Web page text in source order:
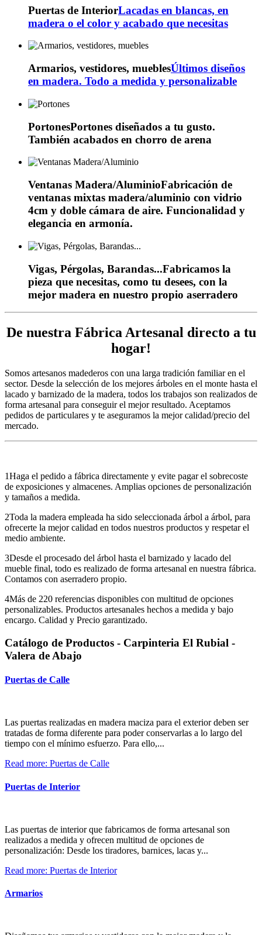
Puertas de InteriorLacadas en blancas, en
madera o el color y acabado que necesitas
Armarios, vestidores, mueblesÚltimos diseños
en madera. Todo a medida y personalizable
PortonesPortones diseñados a tu gusto.
También acabados en chorro de arena
Ventanas Madera/AluminioFabricación de
ventanas mixtas madera/aluminio con vidrio
4cm y doble cámara de aire. Funcionalidad y
elegancia en armonía.
Vigas, Pérgolas, Barandas...Fabricamos la
pieza que necesitas, como tu desees, con la
mejor madera en nuestro propio aserradero
De nuestra Fábrica Artesanal directo a tu
hogar!
Somos artesanos madederos con una larga tradición familiar en el
sector. Desde la selección de los mejores árboles en el monte hasta el
lacado y barnizado de la madera, todos los trabajos son realizados de
forma artesanal para conseguir el mejor resultado. Aceptamos
pedidos de particulares y te aseguramos la mejor calidad/precio del
mercado.
1Haga el pedido a fábrica directamente y evite pagar el sobrecoste
de exposiciones y almacenes. Amplias opciones de personalización
y tamaños a medida.
2Toda la madera empleada ha sido seleccionada árbol a árbol, para
ofrecerte la mejor calidad en todos nuestros productos y respetar el
medio ambiente.
3Desde el procesado del árbol hasta el barnizado y lacado del
mueble final, todo es realizado de forma artesanal en nuestra fábrica.
Contamos con aserradero propio.
4Más de 220 referencias disponibles con multitud de opciones
personalizables. Productos artesanales hechos a medida y bajo
encargo. Calidad y Precio garantizado.
Catálogo de Productos - Carpinteria El Rubial -
Valera de Abajo
Puertas de Calle
Las puertas realizadas en madera maciza para el exterior deben ser
tratadas de forma diferente para poder conservarlas a lo largo del
tiempo con el mínimo esfuerzo. Para ello,...
Read more: Puertas de Calle
Puertas de Interior
Las puertas de interior que fabricamos de forma artesanal son
realizados a medida y ofrecen multitud de opciones de
personalización: Desde los tiradores, barnices, lacas y...
Read more: Puertas de Interior
Armarios